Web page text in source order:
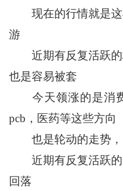
现在的行情就是这
游
近期有反复活跃的
也是容易被套
今天领涨的是消费
pcb，医药等这些方向
也是轮动的走势，
近期有反复活跃的
回落